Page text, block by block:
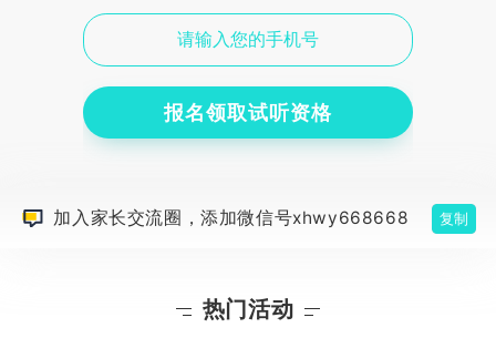
报名领取试听资格
加入家长交流圈，添加微信号xhwy668668 复制
热门活动